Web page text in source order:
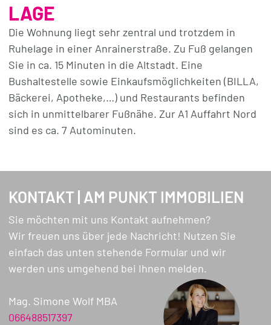
Waschbecken mit Unterschrank und WC.
Die Waschmaschine findet entweder in der Küche
Platz oder Sie nutzen die Waschküche im Keller.
Ihr Auto parken Sie direkt vor dem Haus am
allgemeinen Parkplatz.
Interesse? Wir freuen uns von Ihnen zu hören!
LAGE
Die Wohnung liegt sehr zentral und trotzdem in
Ruhelage in einer Anrainerstraße. Zu Fuß gelangen
Sie in ca. 15 Minuten in die Altstadt. Eine
Bushaltestelle sowie Einkaufsmöglichkeiten (BILLA,
Bäckerei, Apotheke,…) und Restaurants befinden
sich in unmittelbarer Fußnähe. Zur A1 Auffahrt Nord
sind es ca. 7 Autominuten.
KONTAKT | AM PUNKT IMMOBILIEN
Sie möchten mit uns Kontakt aufnehmen?
Wir freuen uns über jede Nachricht! Nutzen Sie
einfach das unten stehende Formular und wir
werden uns umgehend bei Ihnen melden.
Mag. Simone Wolf MBA
066488517397